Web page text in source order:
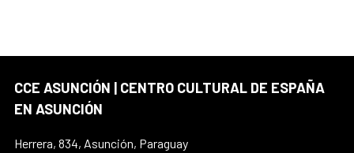
CCE ASUNCIÓN | CENTRO CULTURAL DE ESPAÑA
EN ASUNCIÓN
Herrera, 834, Asunción, Paraguay